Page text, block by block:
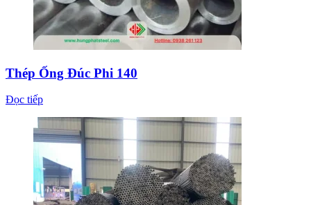
Thép Ống Đúc Phi 140
Đọc tiếp